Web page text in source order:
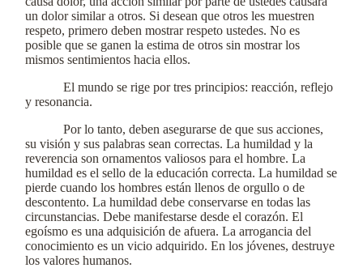
un dolor similar a otros. Si desean que otros les muestren
respeto, primero deben mostrar respeto ustedes. No es
posible que se ganen la estima de otros sin mostrar los
mismos sentimientos hacia ellos.
El mundo se rige por tres principios: reacción, reflejo
y resonancia.
Por lo tanto, deben asegurarse de que sus acciones,
su visión y sus palabras sean correctas. La humildad y la
reverencia son ornamentos valiosos para el hombre. La
humildad es el sello de la educación correcta. La humildad se
pierde cuando los hombres están llenos de orgullo o de
descontento. La humildad debe conservarse en todas las
circunstancias. Debe manifestarse desde el corazón. El
egoísmo es una adquisición de afuera. La arrogancia del
conocimiento es un vicio adquirido. En los jóvenes, destruye
los valores humanos.